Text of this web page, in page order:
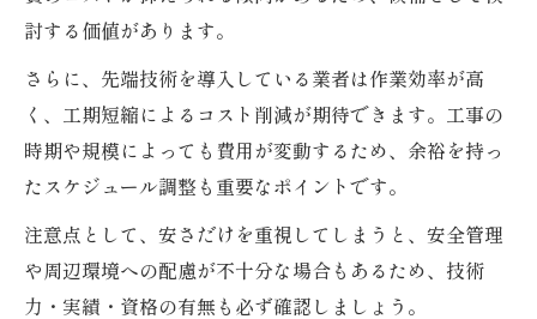
討する価値があります。
さらに、先端技術を導入している業者は作業効率が高
く、工期短縮によるコスト削減が期待できます。工事の
時期や規模によっても費用が変動するため、余裕を持っ
たスケジュール調整も重要なポイントです。
注意点として、安さだけを重視してしまうと、安全管理
や周辺環境への配慮が不十分な場合もあるため、技術
力・実績・資格の有無も必ず確認しましょう。